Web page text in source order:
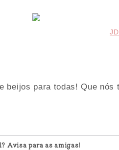
beijos para todas! Que
Avisa para as amigas!